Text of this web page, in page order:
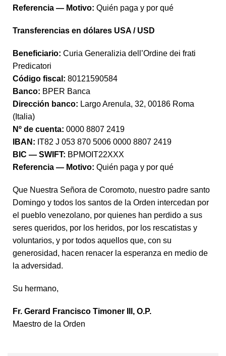
Referencia — Motivo: Quién paga y por qué
Transferencias en dólares USA / USD
Beneficiario: Curia Generalizia dell’Ordine dei frati
Predicatori
Código fiscal: 80121590584
Banco: BPER Banca
Dirección banco: Largo Arenula, 32, 00186 Roma
(Italia)
Nº de cuenta: 0000 8807 2419
IBAN: IT82 J 053 870 5006 0000 8807 2419
BIC — SWIFT: BPMOIT22XXX
Referencia — Motivo: Quién paga y por qué
Que Nuestra Señora de Coromoto, nuestro padre santo
Domingo y todos los santos de la Orden intercedan por
el pueblo venezolano, por quienes han perdido a sus
seres queridos, por los heridos, por los rescatistas y
voluntarios, y por todos aquellos que, con su
generosidad, hacen renacer la esperanza en medio de
la adversidad.
Su hermano,
Fr. Gerard Francisco Timoner III, O.P.
Maestro de la Orden